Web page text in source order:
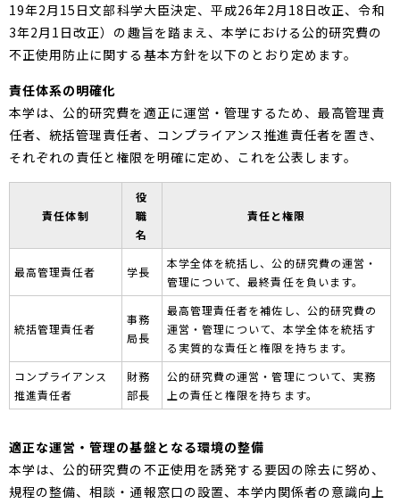
19年2月15日文部科学大臣決定、平成26年2月18日改正、令和
3年2月1日改正）の趣旨を踏まえ、本学における公的研究費の
不正使用防止に関する基本方針を以下のとおり定めます。
責任体系の明確化
本学は、公的研究費を適正に運営・管理するため、最高管理責
任者、統括管理責任者、コンプライアンス推進責任者を置き、
それぞれの責任と権限を明確に定め、これを公表します。
責任体制
役
職
名
責任と権限
最高管理責任者 学長
本学全体を統括し、公的研究費の運営・
管理について、最終責任を負います。
統括管理責任者
事務
局長
最高管理責任者を補佐し、公的研究費の
運営・管理について、本学全体を統括す
る実質的な責任と権限を持ちます。
コンプライアンス
推進責任者
財務
部長
公的研究費の運営・管理について、実務
上の責任と権限を持ちます。
適正な運営・管理の基盤となる環境の整備
本学は、公的研究費の不正使用を誘発する要因の除去に努め、
規程の整備、相談・通報窓口の設置、本学内関係者の意識向上